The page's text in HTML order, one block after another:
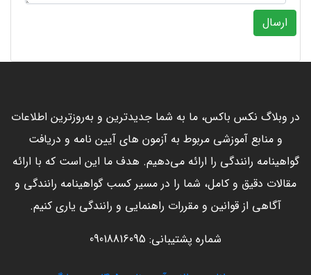
ارسال
در وبلاگ نکس باکس، ما به شما جدیدترین و به‌روزترین اطلاعات
و منابع آموزشی مربوط به آزمون های آیین نامه و دریافت
گواهینامه رانندگی را ارائه می‌دهیم. هدف ما این است که با ارائه
مقالات دقیق و کامل، شما را در مسیر کسب گواهینامه رانندگی و
آگاهی از قوانین و مقررات راهنمایی و رانندگی یاری کنیم.
شماره پشتیبانی: 09018816095